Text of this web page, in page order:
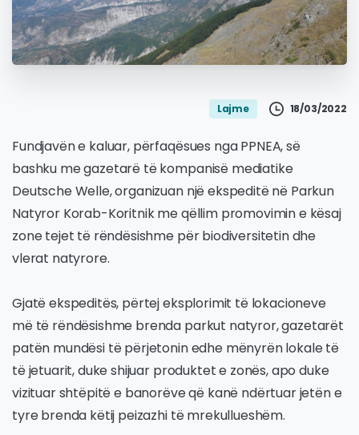
Lajme 18/03/2022
Fundjavën e kaluar, përfaqësues nga PPNEA, së
bashku me gazetarë të kompanisë mediatike
Deutsche Welle, organizuan një ekspeditë në Parkun
Natyror Korab-Koritnik me qëllim promovimin e kësaj
zone tejet të rëndësishme për biodiversitetin dhe
vlerat natyrore.
Gjatë ekspeditës, përtej eksplorimit të lokacioneve
më të rëndësishme brenda parkut natyror, gazetarët
patën mundësi të përjetonin edhe mënyrën lokale të
të jetuarit, duke shijuar produktet e zonës, apo duke
vizituar shtëpitë e banorëve që kanë ndërtuar jetën e
tyre brenda këtij peizazhi të mrekullueshëm.